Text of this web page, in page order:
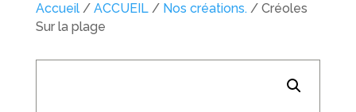
Accueil/ ACCUEIL/ Nos créations./ Créoles
Sur la plage